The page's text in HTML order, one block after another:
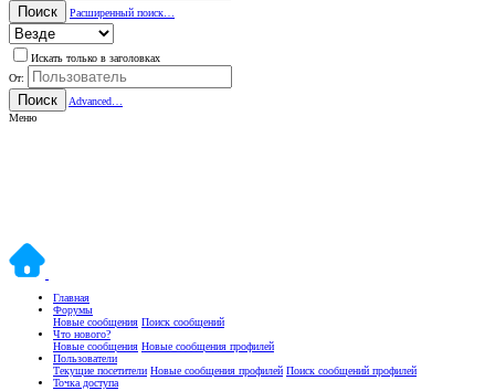
Поиск Расширенный поиск…
Искать только в заголовках
От:
Поиск
Advanced…
Меню
Главная
Форумы
Новые сообщения Поиск сообщений
Что нового?
Новые сообщения Новые сообщения профилей
Пользователи
Текущие посетители Новые сообщения профилей Поиск сообщений профилей
Точка доступа